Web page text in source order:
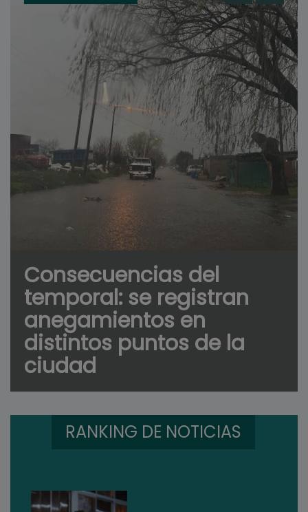
Consecuencias del
temporal: se registran
anegamientos en
distintos puntos de la
ciudad
RANKING DE NOTICIAS